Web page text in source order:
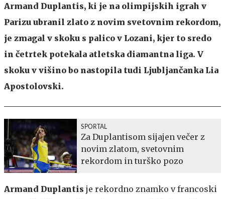
Armand Duplantis, ki je na olimpijskih igrah v
Parizu ubranil zlato z novim svetovnim rekordom,
je zmagal v skoku s palico v Lozani, kjer to sredo
in četrtek potekala atletska diamantna liga. V
skoku v višino bo nastopila tudi Ljubljančanka Lia
Apostolovski.
SPORTAL
Za Duplantisom sijajen večer z
novim zlatom, svetovnim
rekordom in turško pozo
Armand Duplantis je rekordno znamko v francoski